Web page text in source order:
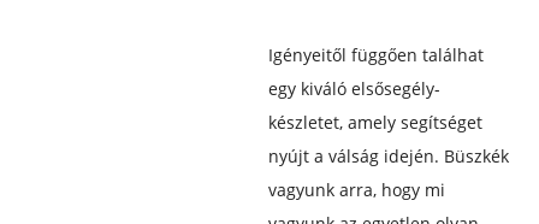
Igényeitől függően találhat
egy kiváló elsősegély-
készletet, amely segítséget
nyújt a válság idején. Büszkék
vagyunk arra, hogy mi